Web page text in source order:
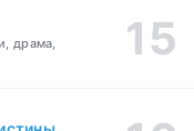
драма,